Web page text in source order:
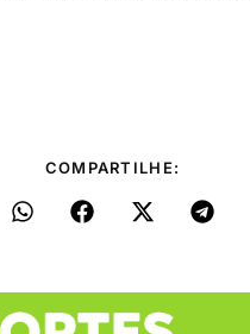
COMPARTILHE: